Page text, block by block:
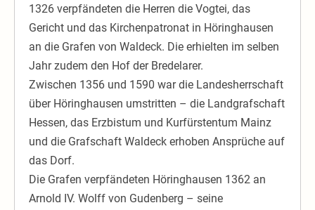
1326 verpfändeten die Herren die Vogtei, das
Gericht und das Kirchenpatronat in Höringhausen
an die Grafen von Waldeck. Die erhielten im selben
Jahr zudem den Hof der Bredelarer.
Zwischen 1356 und 1590 war die Landesherrschaft
über Höringhausen umstritten – die Landgrafschaft
Hessen, das Erzbistum und Kurfürstentum Mainz
und die Grafschaft Waldeck erhoben Ansprüche auf
das Dorf.
Die Grafen verpfändeten Höringhausen 1362 an
Arnold IV. Wolff von Gudenberg – seine